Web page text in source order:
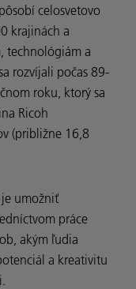
celosvetovo
krajinách a
technológiám a
rozvíjali počas 89-
roku, ktorý sa
Ricoh
(približne 16,8
je umožniť
práce
akým ľudia
a kreativitu